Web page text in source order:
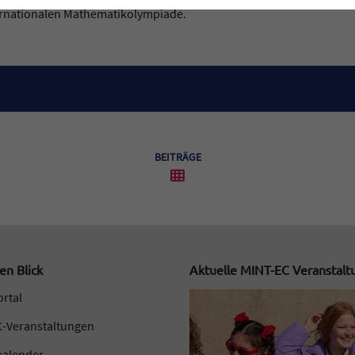
Mathematikolympiade.
BEITRÄGE
Blick
Veranstaltungen
Aktuelle MINT-EC